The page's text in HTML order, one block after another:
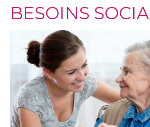
BESOINS